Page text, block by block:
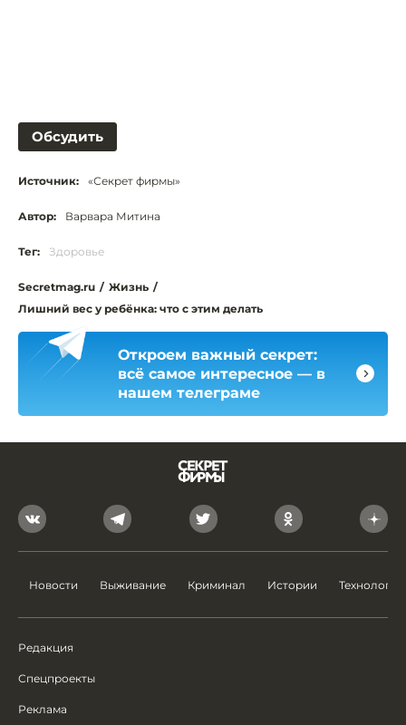
Обсудить
Источник: «Секрет фирмы»
Автор: Варвара Митина
Тег: Здоровье
Secretmag.ru / Жизнь /
Лишний вес у ребёнка: что с этим делать
Откроем важный секрет:
всё самое интересное — в
нашем телеграме
Новости Выживание Криминал Истории Технологии
Редакция
Спецпроекты
Реклама